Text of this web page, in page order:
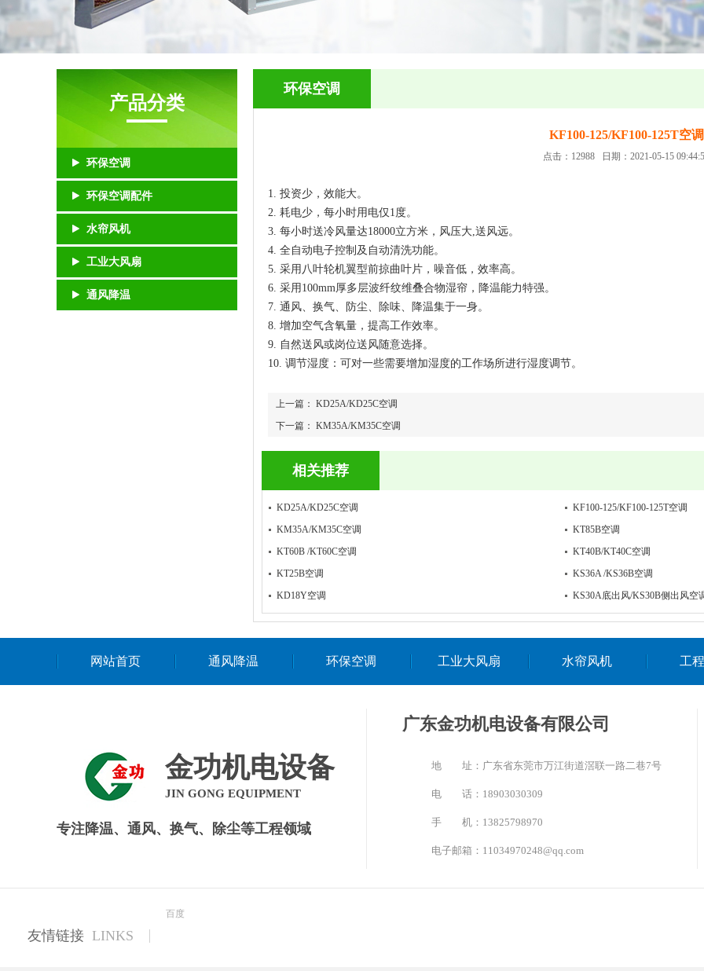
产品分类
环保空调
环保空调配件
水帘风机
工业大风扇
通风降温
环保空调
KF100-125/KF100-125T空调
点击：12988 日期：2021-05-15
1. 投资少，效能大。
2. 耗电少，每小时用电仅1度。
3. 每小时送冷风量达18000立方米，风压大,送风远。
4. 全自动电子控制及自动清洗功能。
5. 采用八叶轮机翼型前掠曲叶片，噪音低，效率高。
6. 采用100mm厚多层波纤纹维叠合物湿帘，降温能力特强。
7. 通风、换气、防尘、除味、降温集于一身。
8. 增加空气含氧量，提高工作效率。
9. 自然送风或岗位送风随意选择。
10. 调节湿度：可对一些需要增加湿度的工作场所进行湿度调节。
上一篇： KD25A/KD25C空调
下一篇： KM35A/KM35C空调
相关推荐
KD25A/KD25C空调
KF100-125/KF100-125T空调
KM35A/KM35C空调
KT85B空调
KT60B /KT60C空调
KT40B/KT40C空调
KT25B空调
KS36A /KS36B空调
KD18Y空调
KS30A底出风/KS30B侧出风空
网站首页 通风降温 环保空调 工业大风扇 水帘风机 工
金功机电设备
JIN GONG EQUIPMENT
专注降温、通风、换气、除尘等工程领域
广东金功机电设备有限公司
地 址：广东省东莞市万江街道滘联一路二巷7号
电 话：18903030309
手 机：13825798970
电子邮箱：11034970248@qq.com
友情链接 LINKS
百度